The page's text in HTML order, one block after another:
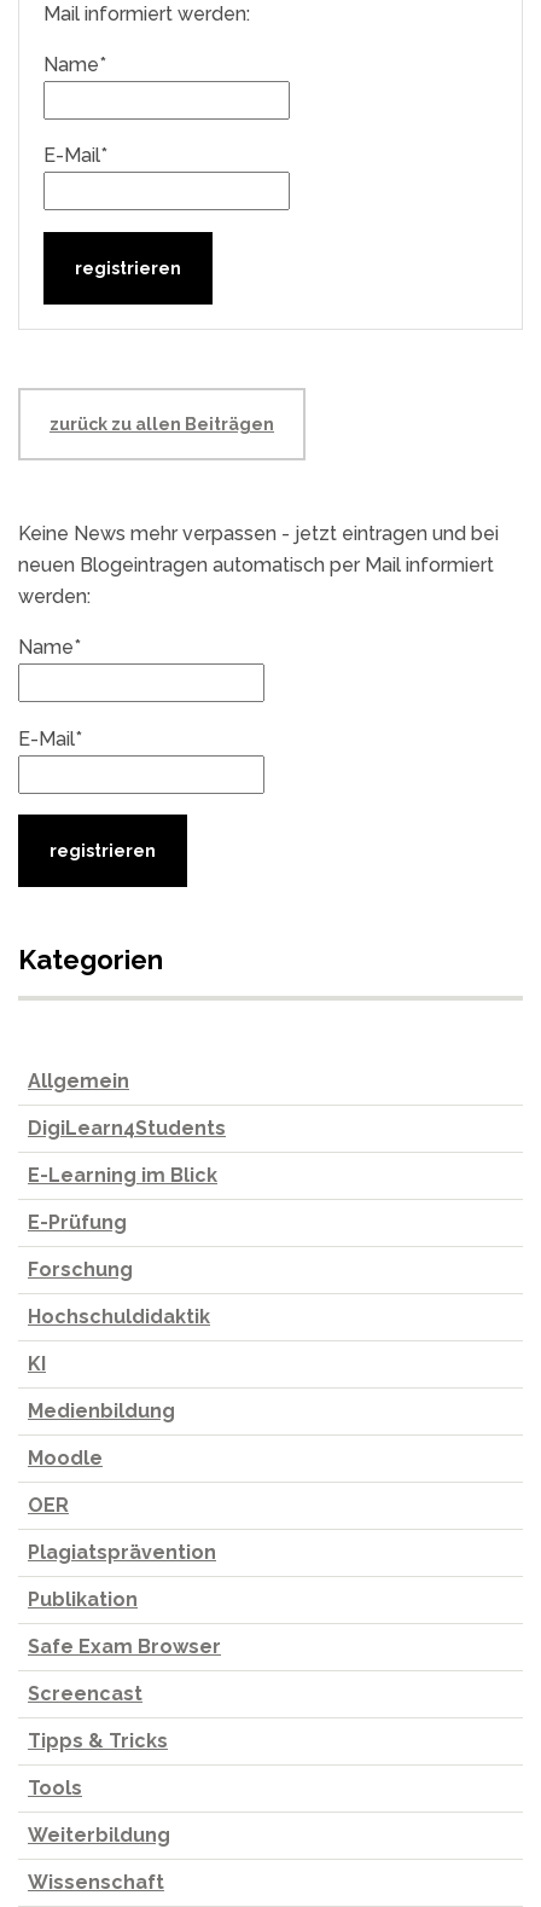
Mail informiert werden:
Name*
E-Mail*
zurück zu allen Beiträgen
Keine News mehr verpassen - jetzt eintragen und bei
neuen Blogeintragen automatisch per Mail informiert
werden:
Name*
E-Mail*
Kategorien
Allgemein
DigiLearn4Students
E-Learning im Blick
E-Prüfung
Forschung
Hochschuldidaktik
KI
Medienbildung
Moodle
OER
Plagiatsprävention
Publikation
Safe Exam Browser
Screencast
Tipps & Tricks
Tools
Weiterbildung
Wissenschaft